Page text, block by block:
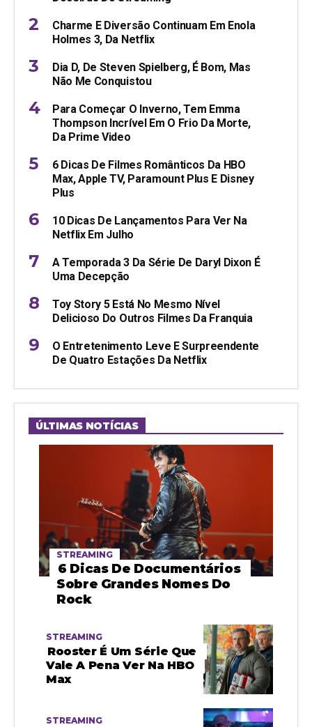
Charme E Diversão Continuam Em Enola
Holmes 3, Da Netflix
Dia D, De Steven Spielberg, É Bom, Mas
Não Me Conquistou
Para Começar O Inverno, Tem Emma
Thompson Incrível Em O Frio Da Morte,
Da Prime Video
6 Dicas De Filmes Românticos Da HBO
Max, Apple TV, Paramount Plus E Disney
Plus
10 Dicas De Lançamentos Para Ver Na
Netflix Em Julho
A Temporada 3 Da Série De Daryl Dixon É
Uma Decepção
Toy Story 5 Está No Mesmo Nível
Delicioso Do Outros Filmes Da Franquia
O Entretenimento Leve E Surpreendente
De Quatro Estações Da Netflix
ÚLTIMAS NOTÍCIAS
STREAMING
6 Dicas De Documentários
Sobre Grandes Nomes Do
Rock
STREAMING
Rooster É Um Série Que
Vale A Pena Ver Na HBO
Max
STREAMING